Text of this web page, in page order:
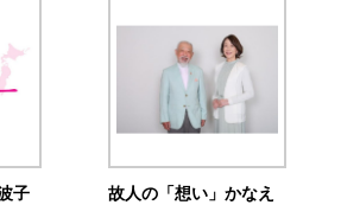
子
故人の「想い」かなえ